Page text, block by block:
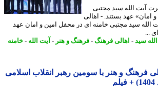
الله سید مجتبی
عهد بستند. - اهالی
سید مجتبی خامنه ای در محفل امین و امان عهد
-اهالی فرهنگ -فرهنگ و هنر-آیت الله-خامنه
و هنر با سومین رهبر انقلاب اسلامی